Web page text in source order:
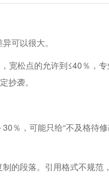
可以很大。
松点的允许到≤40％，
抄袭。
％，可能只给“不及格待
的段落。引用格式不规